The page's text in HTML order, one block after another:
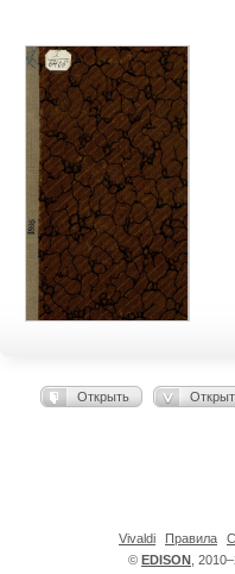
Открыть
© EDISON ,
Vivaldi Правила